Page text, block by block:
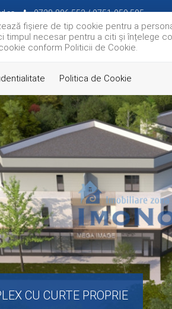
fişiere de tip cookie pentru a
timpul necesar pentru a citi și înțelege
conform Politicii de Cookie.
Politica de Cookie
0728-896.553 / 0751-959.595
CU CURTE PROPRIE